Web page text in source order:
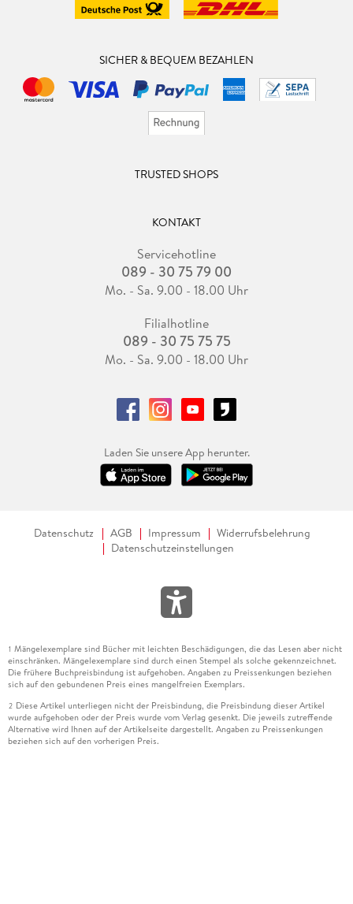
SICHER & BEQUEM BEZAHLEN
TRUSTED SHOPS
KONTAKT
Servicehotline
089 - 30 75 79 00
Mo. - Sa. 9.00 - 18.00 Uhr
Filialhotline
089 - 30 75 75 75
Mo. - Sa. 9.00 - 18.00 Uhr
Laden Sie unsere App herunter.
Datenschutz AGB Impressum
Widerrufsbelehrung
Datenschutzeinstellungen
1 Mängelexemplare sind Bücher mit leichten Beschädigungen, die das Lesen aber nicht
einschränken. Mängelexemplare sind durch einen Stempel als solche gekennzeichnet.
Die frühere Buchpreisbindung ist aufgehoben. Angaben zu Preissenkungen beziehen
sich auf den gebundenen Preis eines mangelfreien Exemplars.
2 Diese Artikel unterliegen nicht der Preisbindung, die Preisbindung dieser Artikel
wurde aufgehoben oder der Preis wurde vom Verlag gesenkt. Die jeweils zutreffende
Alternative wird Ihnen auf der Artikelseite dargestellt. Angaben zu Preissenkungen
beziehen sich auf den vorherigen Preis.